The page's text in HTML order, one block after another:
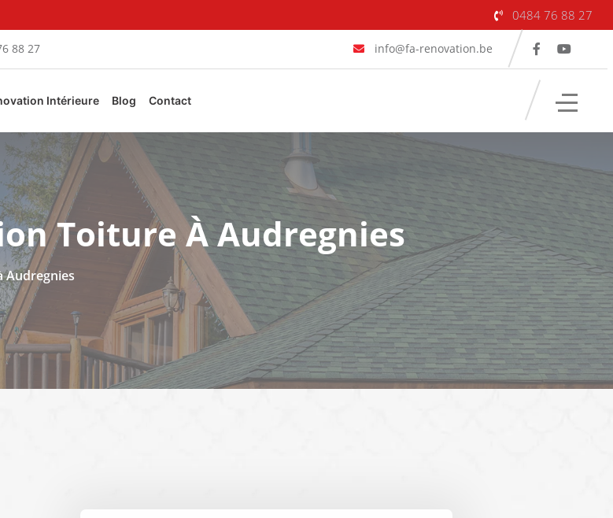
0484 76 88 27
88 27 info@fa-renovation.be
Intérieure Blog Contact
Toiture À Audregnies
Audregnies